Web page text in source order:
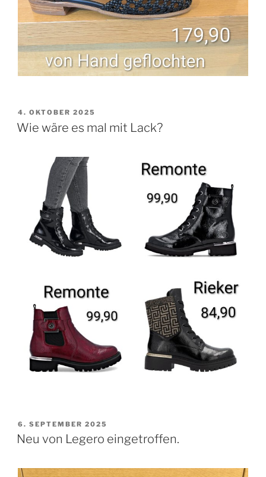
VERÖFFENTLICHT
AM
4. OKTOBER 2025
Wie wäre es mal mit Lack?
VERÖFFENTLICHT
AM
6. SEPTEMBER 2025
Neu von Legero eingetroffen.